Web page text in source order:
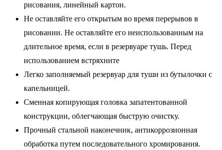
рисования, линейный картон.
Не оставляйте его открытым во время перерывов в
рисовании. Не оставляйте его неиспользованным на
длительное время, если в резервуаре тушь. Перед
использованием встряхните
Легко заполняемый резервуар для туши из бутылочки с
капельницей.
Сменная копирующая головка запатентованной
конструкции, облегчающая быструю очистку.
Прочный стальной наконечник, антикоррозионная
обработка путем последовательного хромирования.